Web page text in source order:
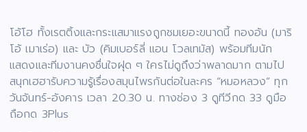
โอ้โฮ ทั้งเรตติ้งและกระแสมาแรงถูกชมเยอะขนาดนี้ ทองอ้น (มาริ
โอ้ เมาเร่อ) และ บัว (คิมเบอร์ลี่ แอน โวลเทมัส) พร้อมทีมนัก
แสดงและทีมงานคงชื่นใจฝุด ๆ ใครไม่ดูถึงว่าพลาดมาก ตามไป
สนุกเฮฮารับความรู้เรื่องสมุนไพรกันต่อในละคร “หมอหลวง” ทุก
วันจันทร์-อังคาร เวลา 20.30 น. ทางช่อง 3 ดูทีวีกด 33 ดูมือ
ถือกด 3Plus